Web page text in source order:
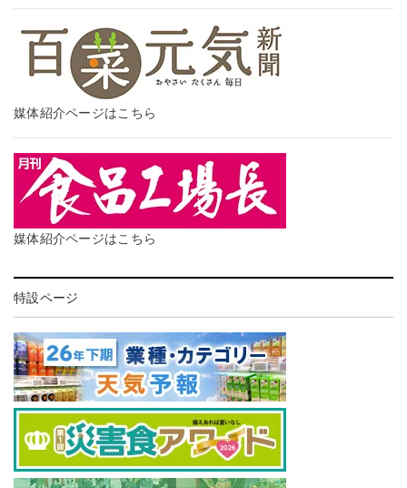
媒体紹介ページはこちら
媒体紹介ページはこちら
特設ページ